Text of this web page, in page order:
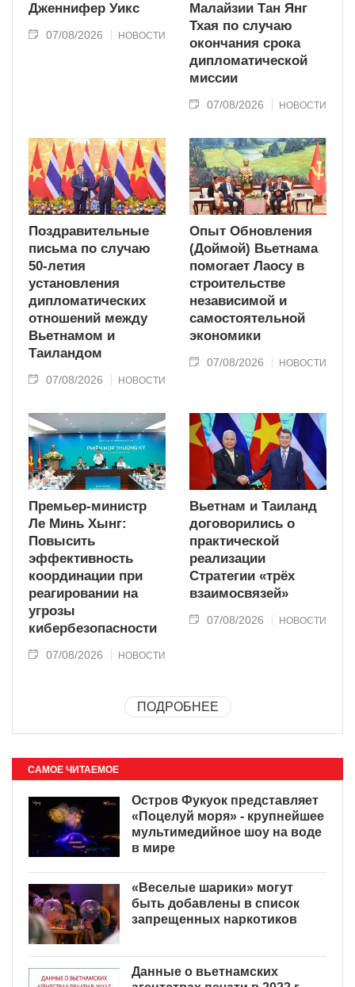
Дженнифер Уикс
07/08/2026 НОВОСТИ
Малайзии Тан Янг
Тхая по случаю
окончания срока
дипломатической
миссии
07/08/2026 НОВОСТИ
Поздравительные
письма по случаю
50-летия
установления
дипломатических
отношений между
Вьетнамом и
Таиландом
07/08/2026 НОВОСТИ
Опыт Обновления
(Доймой) Вьетнама
помогает Лаосу в
строительстве
независимой и
самостоятельной
экономики
07/08/2026 НОВОСТИ
Премьер-министр
Ле Минь Хынг:
Повысить
эффективность
координации при
реагировании на
угрозы
кибербезопасности
07/08/2026 НОВОСТИ
Вьетнам и Таиланд
договорились о
практической
реализации
Стратегии «трёх
взаимосвязей»
07/08/2026 НОВОСТИ
ПОДРОБНЕЕ
САМОЕ ЧИТАЕМОЕ
Остров Фукуок представляет
«Поцелуй моря» - крупнейшее
мультимедийное шоу на воде
в мире
«Веселые шарики» могут
быть добавлены в список
запрещенных наркотиков
Данные о вьетнамских